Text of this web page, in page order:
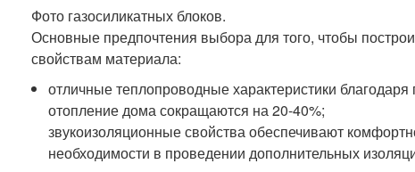
Фото газосиликатных блоков.
Основные предпочтения выбора для того, чтобы
свойствам материала:
отличные теплопроводные характеристики благодаря
отопление дома сокращаются на 20-40%;
звукоизоляционные свойства обеспечивают
необходимости в проведении дополнительных